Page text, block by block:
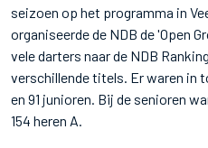
seizoen op het programma in
organiseerde de NDB de 'Open
vele darters naar de NDB
verschillende titels. Er waren in
en 91 junioren. Bij de senioren
154 heren A.